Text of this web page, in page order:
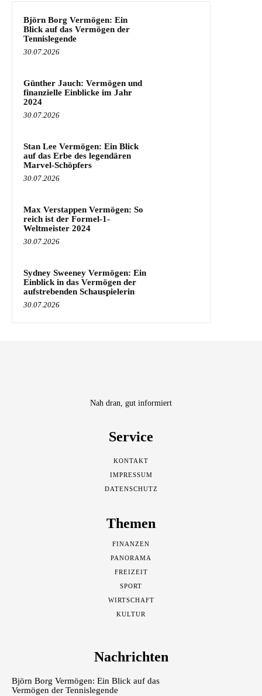
Björn Borg Vermögen: Ein
Blick auf das Vermögen der
Tennislegende
30.07.2026
Günther Jauch: Vermögen und
finanzielle Einblicke im Jahr
2024
30.07.2026
Stan Lee Vermögen: Ein Blick
auf das Erbe des legendären
Marvel-Schöpfers
30.07.2026
Max Verstappen Vermögen: So
reich ist der Formel-1-
Weltmeister 2024
30.07.2026
Sydney Sweeney Vermögen: Ein
Einblick in das Vermögen der
aufstrebenden Schauspielerin
30.07.2026
Nah dran, gut informiert
Service
KONTAKT
IMPRESSUM
DATENSCHUTZ
Themen
FINANZEN
PANORAMA
FREIZEIT
SPORT
WIRTSCHAFT
KULTUR
Nachrichten
Björn Borg Vermögen: Ein Blick auf das
Vermögen der Tennislegende